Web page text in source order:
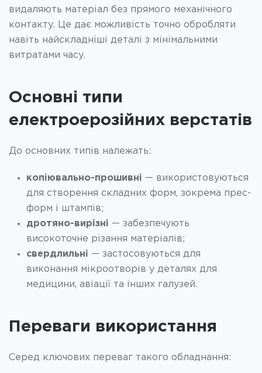
видаляють матеріал без прямого механічного
контакту. Це дає можливість точно обробляти
навіть найскладніші деталі з мінімальними
витратами часу.
Основні типи
електроерозійних верстатів
До основних типів належать:
копіювально-прошивні — використовуються
для створення складних форм, зокрема прес-
форм і штампів;
дротяно-вирізні — забезпечують
високоточне різання матеріалів;
свердлильні — застосовуються для
виконання мікроотворів у деталях для
медицини, авіації та інших галузей.
Переваги використання
Серед ключових переваг такого обладнання: